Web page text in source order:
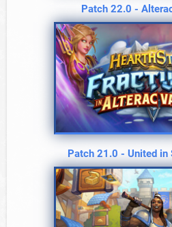
Patch 22.0 -
Patch 21.0 - United in